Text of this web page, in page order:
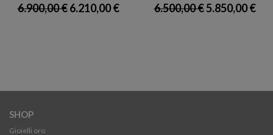
6.900,00 €6.210,00 € 6.500,00 €5.850,00 €
SHOP
Gioielli oro